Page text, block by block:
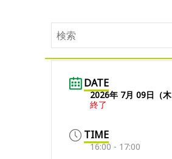
DATE
2026年 7月 09日（木
終了
TIME
16:00 - 17:00